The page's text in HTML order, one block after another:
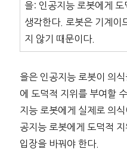
을: 인공지능 로봇에게
생각한다. 로봇은 기계이
지 않기 때문이다.
을은 인공지능 로봇이 의
에 도덕적 지위를 부여할
지능 로봇에게 실제로 의
공지능 로봇에게 도덕적
입장을 바꿔야 한다.